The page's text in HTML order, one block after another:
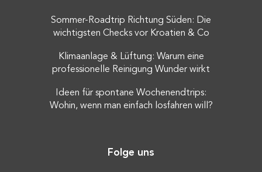
Sommer-Roadtrip Richtung Süden: Die
wichtigsten Checks vor Kroatien & Co
Klimaanlage & Lüftung: Warum eine
professionelle Reinigung Wunder wirkt
Ideen für spontane Wochenendtrips:
Wohin, wenn man einfach losfahren will?
Folge uns